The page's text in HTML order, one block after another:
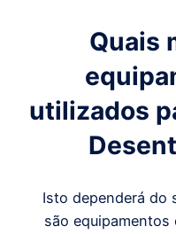
Quais
utilizados
Isto dependerá do
são equipamentos